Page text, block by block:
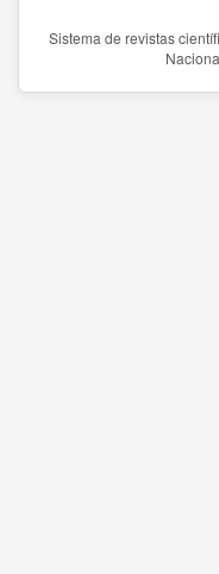
Sistema de revistas